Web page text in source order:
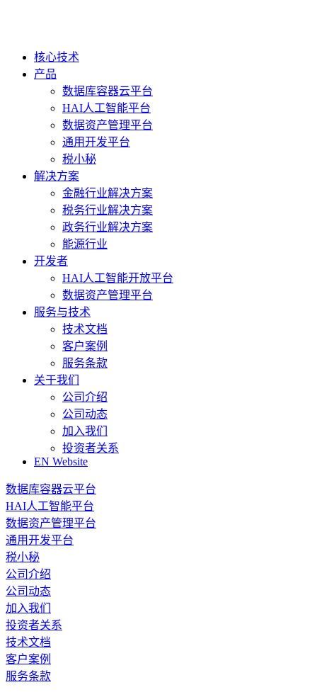
核心技术
产品
数据库容器云平台
HAI人工智能平台
数据资产管理平台
通用开发平台
税小秘
解决方案
金融行业解决方案
税务行业解决方案
政务行业解决方案
能源行业
开发者
HAI人工智能开放平台
数据资产管理平台
服务与技术
技术文档
客户案例
服务条款
关于我们
公司介绍
公司动态
加入我们
投资者关系
EN Website
数据库容器云平台
HAI人工智能平台
数据资产管理平台
通用开发平台
税小秘
公司介绍
公司动态
加入我们
投资者关系
技术文档
客户案例
服务条款